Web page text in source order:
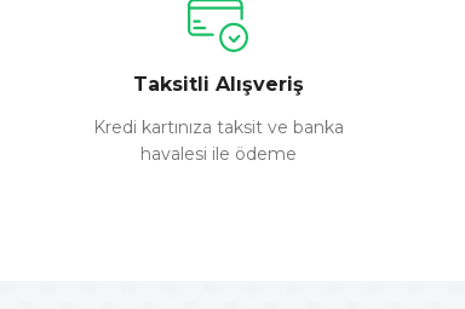
Ürün açıklamasında eksik bilgiler bulunuyor.
Ürün bilgilerinde hatalar bulunuyor.
Ürün fiyatı diğer sitelerden daha pahalı.
Bu ürüne benzer farklı alternatifler olmalı.
Taksitli Alışveriş
Kredi kartınıza taksit ve banka
havalesi ile ödeme